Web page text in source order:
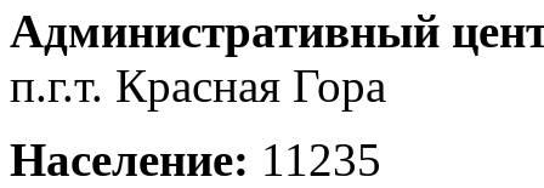
Административный
п.г.т. Красная Гора
Население: 11235